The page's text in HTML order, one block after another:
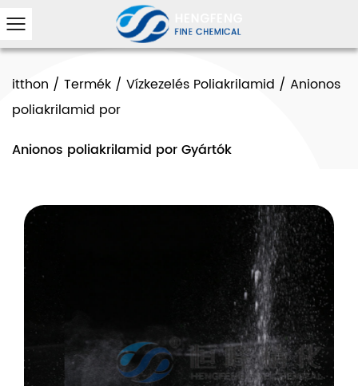
itthon / Termék / Vízkezelés Poliakrilamid / Anionos
poliakrilamid por
Anionos poliakrilamid por Gyártók